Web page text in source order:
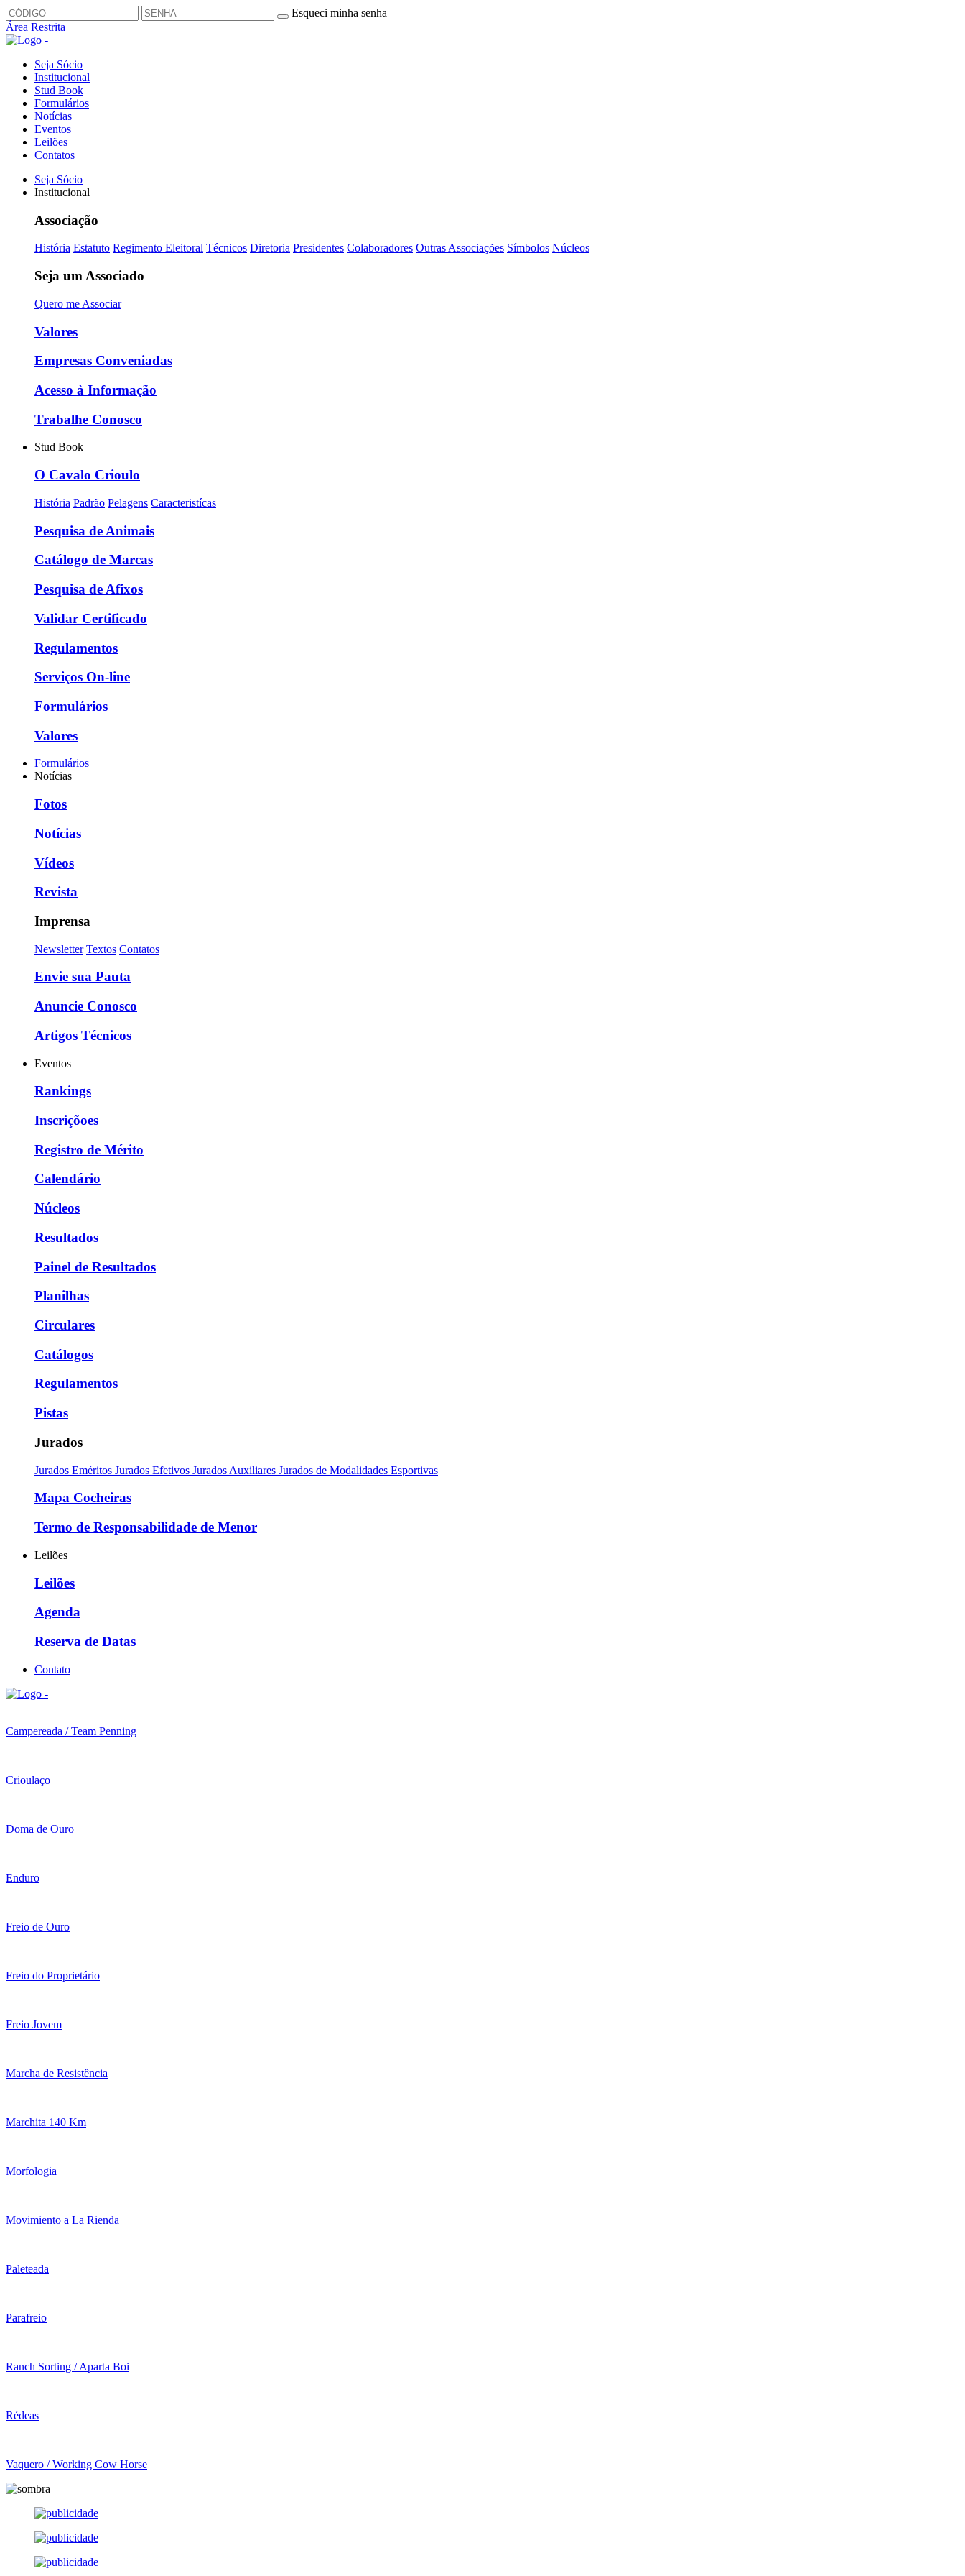
Esqueci minha senha
Área Restrita
Seja Sócio
Institucional
Stud Book
Formulários
Notícias
Eventos
Leilões
Contatos
Seja Sócio
Institucional
Associação
História Estatuto Regimento Eleitoral Técnicos Diretoria Presidentes Colaboradores Outras Associações Símbolos Núcleos
Seja um Associado
Quero me Associar
Valores
Empresas Conveniadas
Acesso à Informação
Trabalhe Conosco
Stud Book
O Cavalo Crioulo
História Padrão Pelagens Caracteristícas
Pesquisa de Animais
Catálogo de Marcas
Pesquisa de Afixos
Validar Certificado
Regulamentos
Serviços On-line
Formulários
Valores
Formulários
Notícias
Fotos
Notícias
Vídeos
Revista
Imprensa
Newsletter Textos Contatos
Envie sua Pauta
Anuncie Conosco
Artigos Técnicos
Eventos
Rankings
Inscriçõoes
Registro de Mérito
Calendário
Núcleos
Resultados
Painel de Resultados
Planilhas
Circulares
Catálogos
Regulamentos
Pistas
Jurados
Jurados Eméritos Jurados Efetivos Jurados Auxiliares Jurados de Modalidades Esportivas
Mapa Cocheiras
Termo de Responsabilidade de Menor
Leilões
Leilões
Agenda
Reserva de Datas
Contato
Campereada / Team Penning
Crioulaço
Doma de Ouro
Enduro
Freio de Ouro
Freio do Proprietário
Freio Jovem
Marcha de Resistência
Marchita 140 Km
Morfologia
Movimiento a La Rienda
Paleteada
Parafreio
Ranch Sorting / Aparta Boi
Rédeas
Vaquero / Working Cow Horse